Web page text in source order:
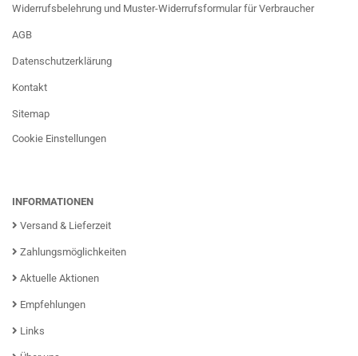
Widerrufsbelehrung und Muster-Widerrufsformular für Verbraucher
AGB
Datenschutzerklärung
Kontakt
Sitemap
Cookie Einstellungen
INFORMATIONEN
Versand & Lieferzeit
Zahlungsmöglichkeiten
Aktuelle Aktionen
Empfehlungen
Links